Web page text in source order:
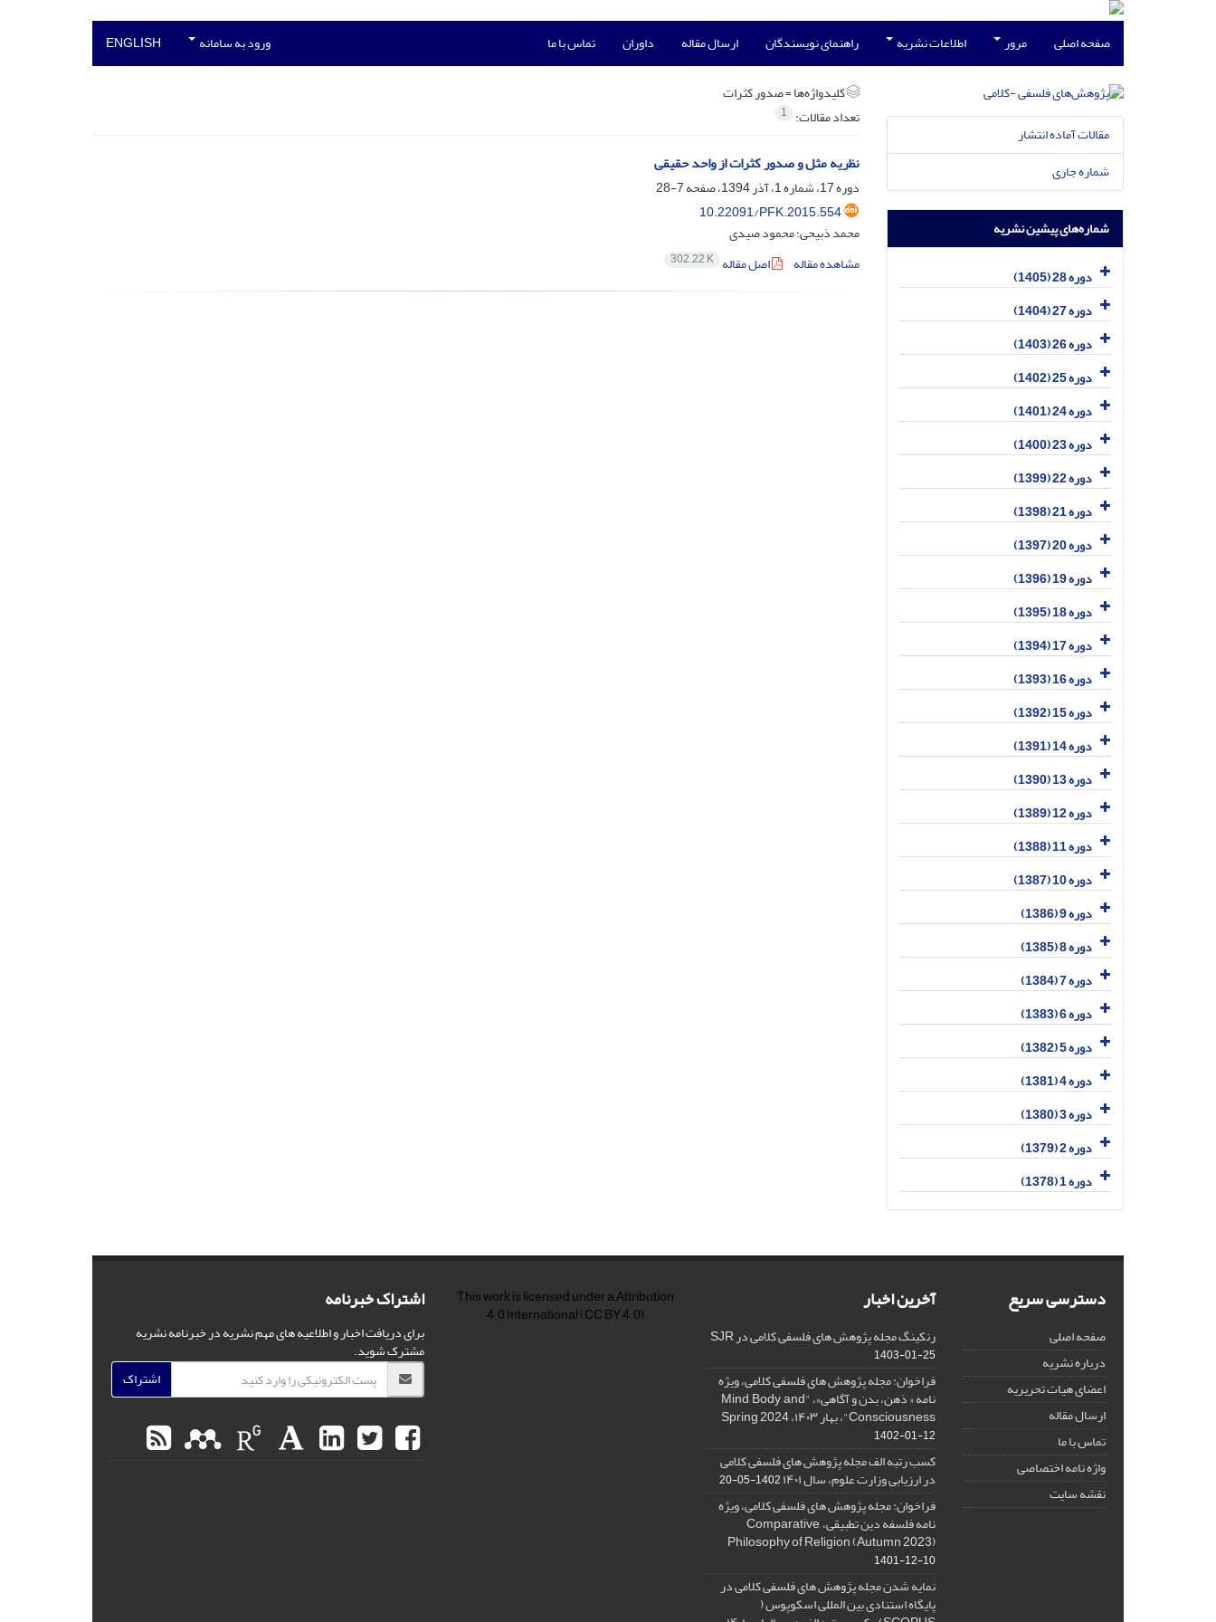
صفحه اصلی مرور اطلاعات نشریه راهنمای نویسندگان ارسال مقاله داوران تماس با ما ورود به سامانه ENGLISH
کلیدواژه‌ها =صدور کثرات
تعداد مقالات: 1
نظریه مثل و صدور کثرات از واحد حقیقی
دوره 17، شماره 1، آذر 1394، صفحه
7-28
10.22091/PFK.2015.554
محمد ذبیحی؛ محمود صیدی
مشاهده مقاله
اصل مقاله 302.22 K
مقالات آماده انتشار
شماره جاری
شماره‌های پیشین نشریه
دوره 28 (1405)
دوره 27 (1404)
دوره 26 (1403)
دوره 25 (1402)
دوره 24 (1401)
دوره 23 (1400)
دوره 22 (1399)
دوره 21 (1398)
دوره 20 (1397)
دوره 19 (1396)
دوره 18 (1395)
دوره 17 (1394)
دوره 16 (1393)
دوره 15 (1392)
دوره 14 (1391)
دوره 13 (1390)
دوره 12 (1389)
دوره 11 (1388)
دوره 10 (1387)
دوره 9 (1386)
دوره 8 (1385)
دوره 7 (1384)
دوره 6 (1383)
دوره 5 (1382)
دوره 4 (1381)
دوره 3 (1380)
دوره 2 (1379)
دوره 1 (1378)
دسترسی سریع
صفحه اصلی
درباره نشریه
اعضای هیات تحریریه
ارسال مقاله
تماس با ما
واژه نامه اختصاصی
نقشه سایت
آخرین اخبار
رنکینگ مجله پژوهش های فلسفی کلامی در SJR
1403-01-25
فراخوان: مجله پژوهش های فلسفی کلامی، ویژه
نامه « ذهن، بدن و آگاهی»، "Mind, Body, and
Consciousness"، بهار ۱۴۰۳، Spring 2024
1402-01-12
کسب رتبه الف مجله پژوهش های فلسفی کلامی
در ارزیابی وزارت علوم، سال ۱۴۰۱ 1402-05-20
فراخوان: مجله پژوهش های فلسفی کلامی، ویژه
نامه فلسفه دین تطبیقی، ,Comparative
Philosophy of Religion (Autumn 2023)
1401-12-10
نمایه شدن مجله پژوهش های فلسفی کلامی در
پایگاه استنادی بین المللی اسکوپوس (
This work is licensed under aAttribution
4.0 International(CC BY 4.0) اشتراک خبرنامه
برای دریافت اخبار و اطلاعیه های مهم نشریه در خبرنامه نشریه
مشترک شوید.
اشتراک